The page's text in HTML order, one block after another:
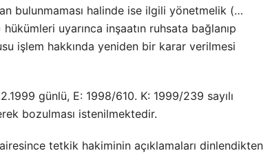
bulunmaması halinde ise ilgili yönetmelik (…
uyarınca inşaatın ruhsata bağlanıp
işlem hakkında yeniden bir karar verilmesi
günlü, E: 1998/610. K: 1999/239 sayılı
bozulması istenilmektedir.
tetkik hakiminin açıklamaları dinlendikten